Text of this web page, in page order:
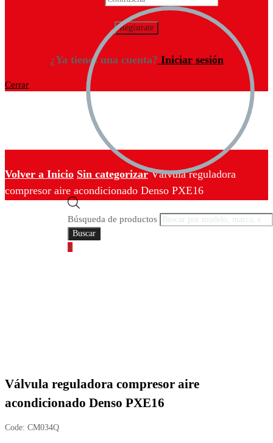
¿Ya tienes una cuenta? Iniciar sesión
Cerrar
Búsqueda de productos
Buscar
0
Volver a Inicio Sin categorizar Válvula reguladora
compresor aire acondicionado Denso PXE16
Válvula reguladora compresor aire
acondicionado Denso PXE16
Code: CM034Q